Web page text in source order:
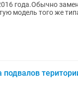
года.Обычно
модель того же
подвалов